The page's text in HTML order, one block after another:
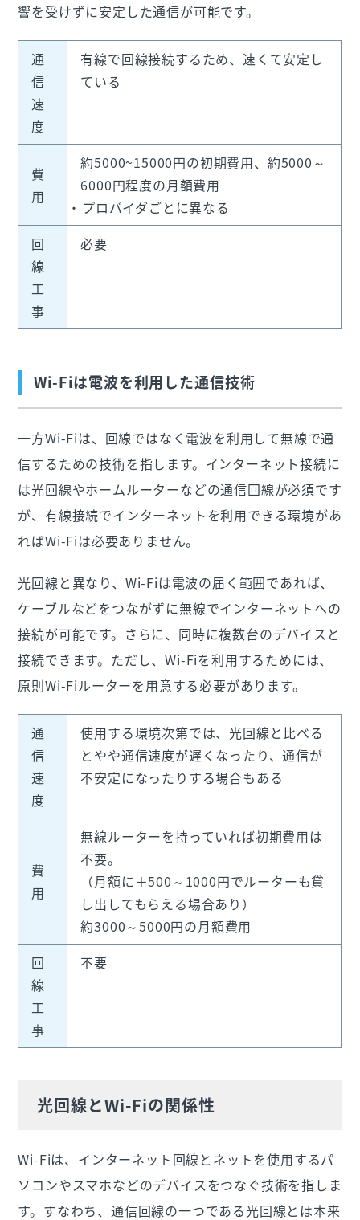
響を受けずに安定した通信が可能です。
通
信
速
度
有線で回線接続するため、速くて安定し
ている
費
用
約5000~15000円の初期費用、約5000～
6000円程度の月額費用
プロバイダごとに異なる
回
線
工
事
必要
Wi-Fiは電波を利用した通信技術
一方Wi-Fiは、回線ではなく電波を利用して無線で通
信するための技術を指します。インターネット接続に
は光回線やホームルーターなどの通信回線が必須です
が、有線接続でインターネットを利用できる環境があ
ればWi-Fiは必要ありません。
光回線と異なり、Wi-Fiは電波の届く範囲であれば、
ケーブルなどをつながずに無線でインターネットへの
接続が可能です。さらに、同時に複数台のデバイスと
接続できます。ただし、Wi-Fiを利用するためには、
原則Wi-Fiルーターを用意する必要があります。
通
信
速
度
使用する環境次第では、光回線と比べる
とやや通信速度が遅くなったり、通信が
不安定になったりする場合もある
費
用
無線ルーターを持っていれば初期費用は
不要。
（月額に＋500～1000円でルーターも貸
し出してもらえる場合あり）
約3000～5000円の月額費用
回
線
工
事
不要
光回線とWi-Fiの関係性
Wi-Fiは、インターネット回線とネットを使用するパ
ソコンやスマホなどのデバイスをつなぐ技術を指しま
す。すなわち、通信回線の一つである光回線とは本来